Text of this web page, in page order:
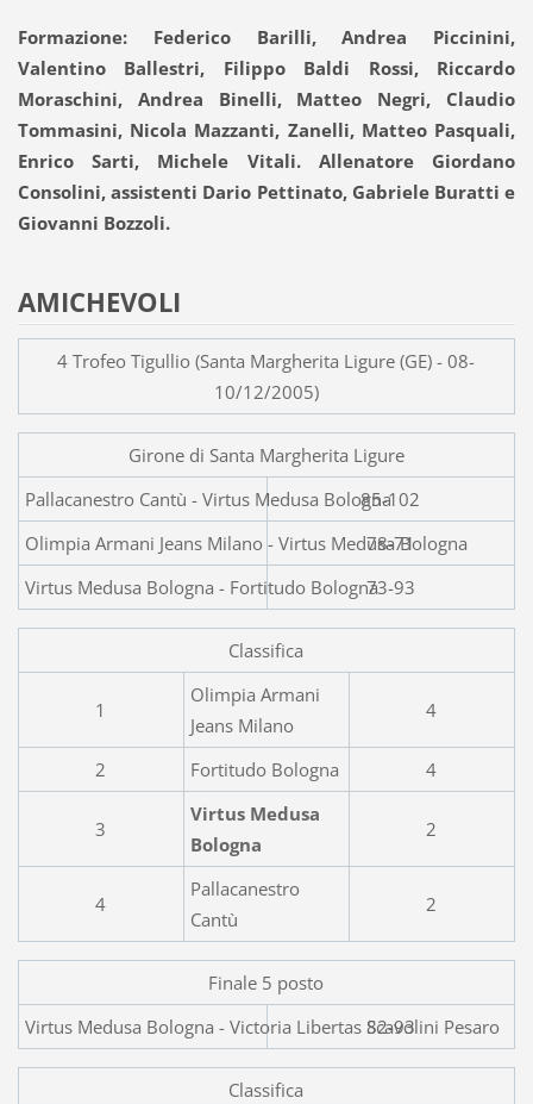
Formazione: Federico Barilli, Andrea Piccinini,
Valentino Ballestri, Filippo Baldi Rossi, Riccardo
Moraschini, Andrea Binelli, Matteo Negri, Claudio
Tommasini, Nicola Mazzanti, Zanelli, Matteo Pasquali,
Enrico Sarti, Michele Vitali. Allenatore Giordano
Consolini, assistenti Dario Pettinato, Gabriele Buratti e
Giovanni Bozzoli.
AMICHEVOLI
4 Trofeo Tigullio (Santa Margherita Ligure (GE) - 08-
10/12/2005)
Girone di Santa Margherita Ligure
Pallacanestro Cantù -
85-102
Olimpia Armani Jeans Milano - Virtus Medusa Bologna
78-71
Virtus Medusa Bologna - Fortitudo Bologna73-93
Classifica
1
Olimpia Armani
Jeans Milano
4
2 Fortitudo Bologna 4
3
Virtus Medusa
Bologna
2
4
Pallacanestro
Cantù
2
Finale 5 posto
Virtus Medusa Bologna -
82-93
Classifica